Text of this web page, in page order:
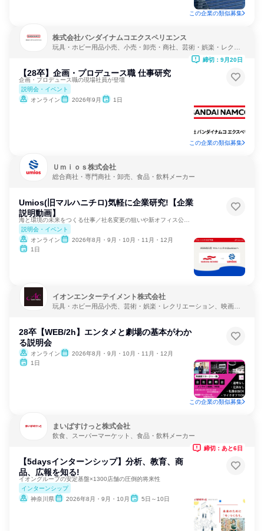
この企業の類似募集
株式会社バンダイナムコエクスペリエンス
玩具・ホビー用品小売、小売・卸売・商社、芸術・娯楽・レクリ
【28卒】企画・プロデュース職 仕事研究
企画・プロデュース職の現場社員が登壇
説明会・イベント
オンライン
2026年9月 1日
締切：9月20日
この企業の類似募集
Ｕｍｉｏｓ株式会社
総合商社・専門商社・卸売、食品・飲料メーカー
Umios(旧マルハニチロ)気軽に企業研究!【企業
説明動画】
説明会・イベント
オンライン
2026年8月・9月・10月・11月・12月
1日
イオンエンターテイメント株式会社
玩具・ホビー用品小売、芸術・娯楽・レクリエーション、映画制
28卒【WEB/2h】エンタメと劇場の基本がわか
る説明会
オンライン
2026年8月・9月・10月・11月・12月
1日
この企業の類似募集
まいばすけっと株式会社
飲食、スーパーマーケット、食品・飲料メーカー
【5daysインターンシップ】分析、教育、商
品、広報を知る!
イオングループの安定基盤×1300店舗の圧倒的将来性
インターンシップ
神奈川県
2026年8月・9月・10月 5日～10日
締切：あと6日